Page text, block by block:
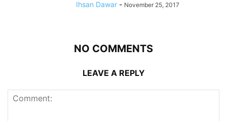
Ihsan Dawar - November 25, 2017
NO COMMENTS
LEAVE A REPLY